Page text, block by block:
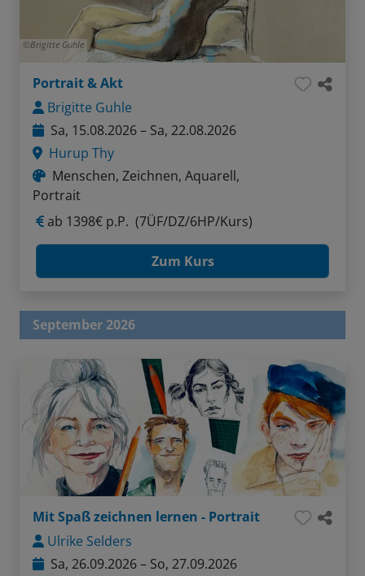
Brigitte Guhle
Portrait & Akt
Brigitte Guhle
Sa, 15.08.2026 – Sa, 22.08.2026
Hurup Thy
Menschen, Zeichnen, Aquarell,
Portrait
ab 1398€ p.P. (7ÜF/DZ/6HP/Kurs)
Zum Kurs
September 2026
Mit Spaß zeichnen lernen - Portrait
Ulrike Selders
Sa, 26.09.2026 – So, 27.09.2026